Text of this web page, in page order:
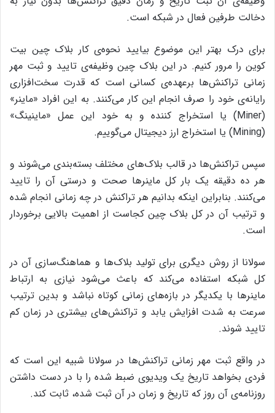
دخالت طرفین فعال در شبکه است.
برای درک بهتر این موضوع بیایید نحوه‌ی کار بلاک چین بیت
کوین را مرور کنیم. در این بلاک چین وظیفه‌ی تایید و ثبت مهر
زمانی تراکنش‌ها برعهده‌ی کسانی است که قدرت سخت‌افزاری
رایانه‌ی خود را صرف انجام این کار می‌کنند. به این افراد «ماینر»
(Miner) یا استخراج ‌کننده و به خود این عمل «ماینینگ»
(Mining) یا استخراج ارز دیجیتال می‌گوییم.
سپس تراکنش‌ها در قالب بلاک‌های مختلف بسته‌بندی می‌شوند و
هر ده دقیقه یک بار کل ماینرها صحت و درستی آن را تایید
می‌کنند. بنابراین اینکه بدانیم هر تراکنش در چه زمانی انجام شده
و ترتیب آن در کل بلاک چین کجاست از اهمیت بالایی برخوردار
است.
سولانا از روش دیگری برای تولید بلاک‌ها و هماهنگ‌سازی آن در
کل شبکه استفاده می‌کند که باعث می‌شود نیازی به ارتباط
ماینرها با یکدیگر در بازه‌های زمانی کوتاه نباشد و بدین ترتیب
سرعت به شدت افزایش یابد و تراکنش‌های بیشتری در زمان کم
تایید شوند.
در واقع ثبت مهر زمانی تراکنش‌ها در سولانا شبیه این است که
فردی بخواهد تاریخ یک ویدیوی ضبط شده را با در دست داشتن
روزنامه‌ی آن روز که تاریخ و زمان در آن ثبت شده، ثابت کند.